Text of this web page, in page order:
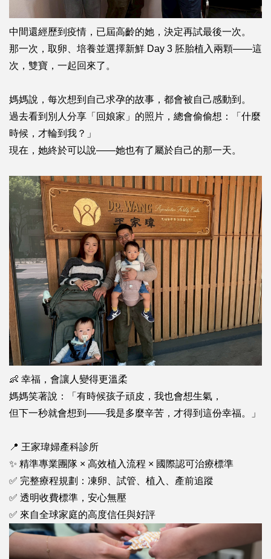
中間還經歷到疫情， 已屆高齡的她，決定再試最後一次。
那一次，取卵、培養並選擇新鮮 Day 3 胚胎植入兩顆——這
次，雙寶，一起回來了。
媽媽說，每次想到自己求孕的故事， 都會被自己感動到。
過去看到別人分享「回娘家」的照片， 總會偷偷想：「什麼
時候，才輪到我？」
現在，她終於可以說——她也有了屬於自己的那一天。
👶 幸福，會讓人變得更溫柔
媽媽笑著說：
「有時候孩子頑皮，我也會想生氣，
但下一秒就會想到——我是多麼辛苦，才得到這份幸福。」
📍 王家瑋婦產科診所
✨ 精準專業團隊 × 高效植入流程 × 國際認可治療標準
✅ 完整療程規劃：凍卵、試管、植入、產前追蹤
✅ 透明收費標準，安心無壓
✅ 來自全球家庭的高度信任與好評